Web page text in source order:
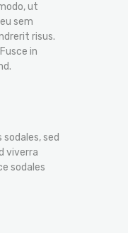
ut
sem
risus.
in
sed
viverra
sodales